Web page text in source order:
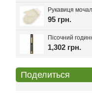
95 грн.
1,302 грн.
Поделиться